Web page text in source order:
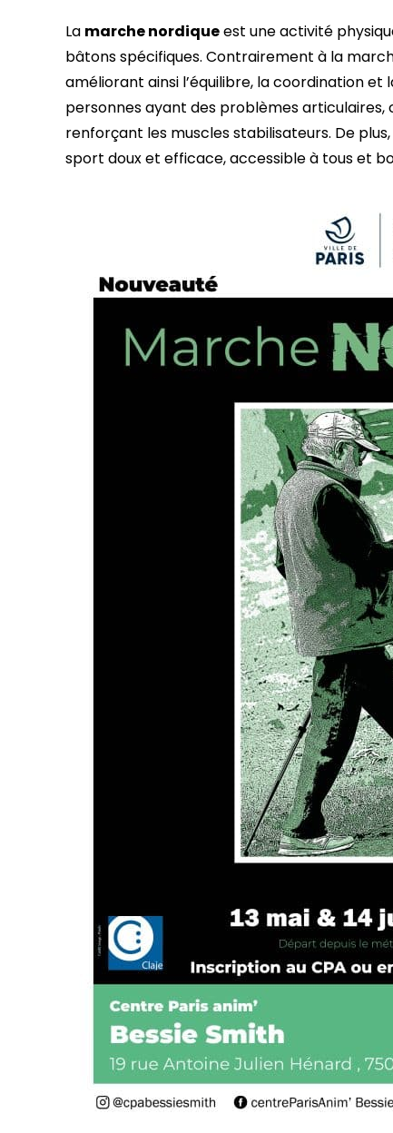
La marche nordiqueest une activité
bâtons spécifiques. Contrairement à la
améliorant ainsi l’équilibre, la coordination
personnes ayant des problèmes articulaires,
renforçant les muscles stabilisateurs. De
sport doux et efficace, accessible à tous et